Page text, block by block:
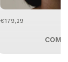
€179,29